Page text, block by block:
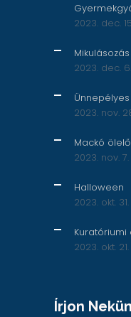
2023. dec.
Mikulásozás
2023. dec. 6.
2023. nov.
Mackó
2023. nov. 7.
Halloween
2023. okt. 31.
Kuratóriumi
2023. okt. 21.
Írjon